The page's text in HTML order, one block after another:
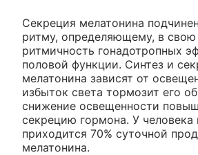
Секреция мелатонина
ритму, определяющему, в свою
ритмичность гонадотропных
половой функции. Синтез и
мелатонина зависят от
избыток света тормозит его
снижение освещенности
секрецию гормона. У человека
приходится 70% суточной
мелатонина.